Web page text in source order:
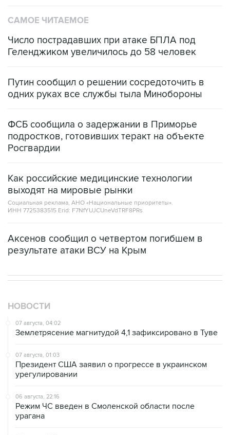
САМОЕ ЧИТАЕМОЕ
Число пострадавших при атаке БПЛА под
Геленджиком увеличилось до 58 человек
Путин сообщил о решении сосредоточить в
одних руках все службы тыла Минобороны
ФСБ сообщила о задержании в Приморье
подростков, готовивших теракт на объекте
Росгвардии
Как российские медицинские технологии
выходят на мировые рынки
Социальная реклама, АНО «Национальные приоритеты».
ИНН 7725383515 Erid: F7NfYUJCUneVdTRF8PRs
Аксенов сообщил о четвертом погибшем в
результате атаки ВСУ на Крым
НОВОСТИ
07 августа, 04:02
Землетрясение магнитудой 4,1 зафиксировано в Туве
07 августа, 01:03
Президент США заявил о прогрессе в украинском
урегулировании
06 августа, 22:16
Режим ЧС введен в Смоленской области после
урагана